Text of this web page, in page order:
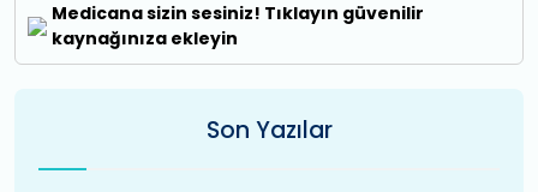
Medicana sizin sesiniz! Tıklayın güvenilir
kaynağınıza ekleyin
Son Yazılar